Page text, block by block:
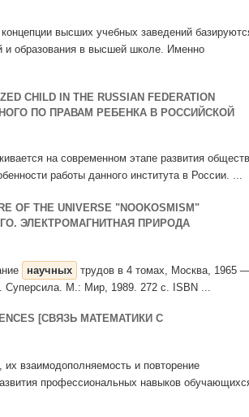
высших учебных заведений
и образования в высшей школе. Именно
CHILD IN THE RUSSIAN FEDERATION
ПО ПРАВАМ РЕБЕНКА В РОССИЙСКОЙ
на современном этапе развития
работы данного института в России. ...
OF THE UNIVERSE "NOOKOSMISM"
ЭЛЕКТРОМАГНИТНАЯ ПРИРОДА
научных
трудов в 4 томах, Москва, 1965
Суперсила. М.: Мир, 1989. 272 c. ISBN ...
[СВЯЗЬ МАТЕМАТИКИ С
взаимодополняемость и повторение
профессиональных навыков